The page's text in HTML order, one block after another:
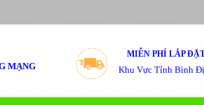
MẠNG
MIỄN PHÍ LẮP
Khu Vực Tỉnh Bình